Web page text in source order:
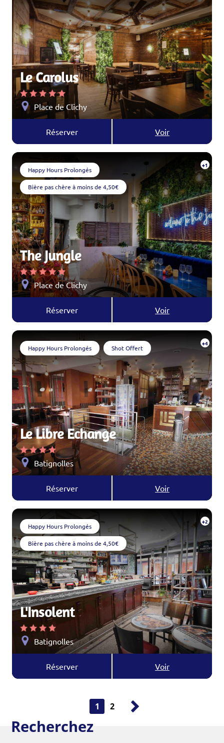
Le Carolus
Place de Clichy
Réserver Voir
Happy Hours Prolongés
Bière pas chère à moins de 4,50€
+1
The Jungle
Place de Clichy
Réserver Voir
Happy Hours Prolongés Shot Offert
+4
Le Libre Echange
Batignolles
Réserver Voir
Happy Hours Prolongés
Bière pas chère à moins de 4,50€
+2
L'Insolent
Batignolles
Réserver Voir
1 2
Recherchez